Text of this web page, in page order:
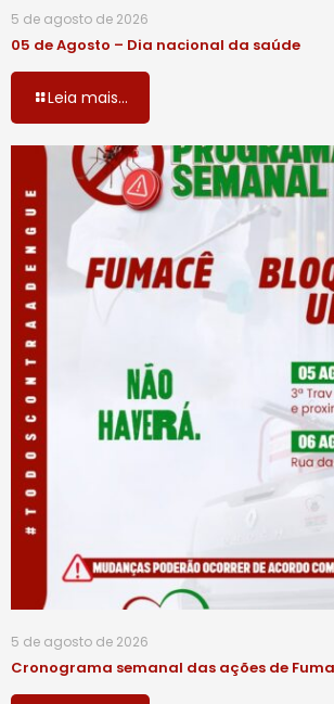
5 de agosto de 2026
05 de Agosto – Dia nacional da saúde
Leia mais...
5 de agosto de 2026
Cronograma semanal das ações de